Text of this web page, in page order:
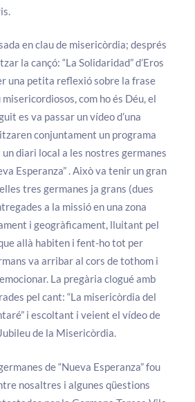
en clau de misericòrdia; després
la cançó: “La Solidaridad” d’Eros
una petita reflexió sobre la frase
com ho és Déu, el
es va passar un vídeo d’una
conjuntament un programa
diari local a les nostres germanes
Esperanza” . Això va tenir un gran
tres germanes ja grans (dues
a la missió en una zona
i geogràficament, lluitant pel
allà habiten i fent-ho tot per
va arribar al cors de tothom i
La pregària clogué amb
pel cant: “La misericòrdia del
i escoltant i veient el vídeo de
de la Misericòrdia.
de “Nueva Esperanza” fou
nosaltres i algunes qüestions